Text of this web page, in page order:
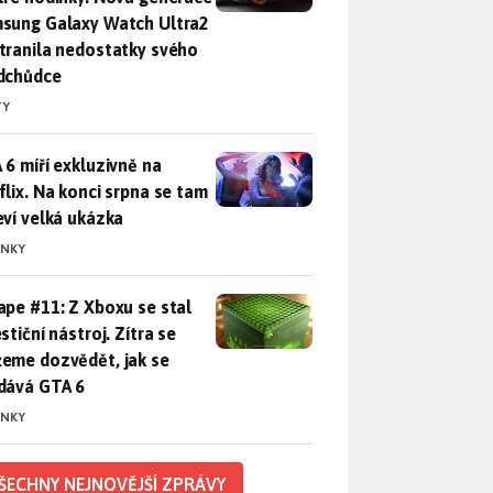
Galaxy Watch Ultra2
nedostatky svého
6 míří exkluzivně na Netflix. Na konci srpna se tam objeví
6 míří exkluzivně na
Na konci srpna se tam
velká ukázka
#11: Z Xboxu se stal investiční nástroj. Zítra se můžeme
#11: Z Xboxu se stal
nástroj. Zítra se
dozvědět, jak se
GTA 6
NEJNOVĚJŠÍ ZPRÁVY